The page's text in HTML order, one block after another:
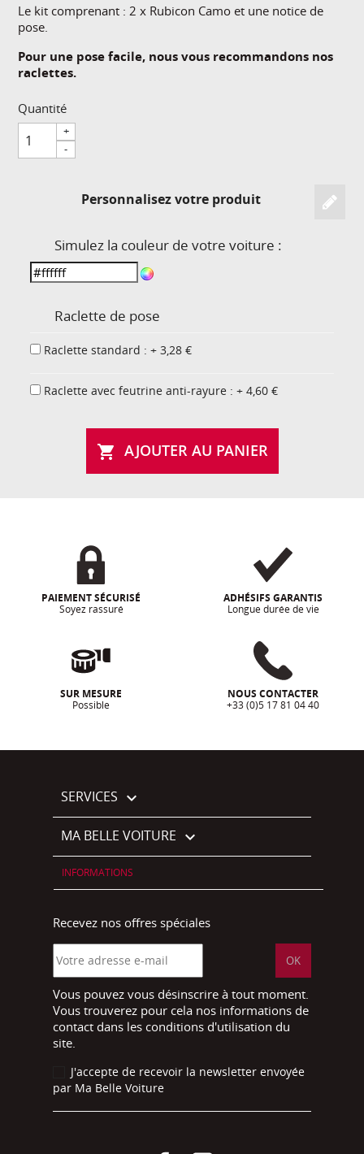
Le kit comprenant : 2 x Rubicon Camo et une notice de
pose.
Pour une pose facile, nous vous recommandons nos
raclettes.
Quantité
+
-
Personnalisez votre produit
Simulez la couleur de votre voiture :
Raclette de pose
Raclette standard : + 3,28 €
Raclette avec feutrine anti-rayure : + 4,60 €
 AJOUTER AU PANIER
PAIEMENT SÉCURISÉ
Soyez rassuré
ADHÉSIFS GARANTIS
Longue durée de vie
SUR MESURE
Possible
NOUS CONTACTER
+33 (0)5 17 81 04 40
SERVICES 
MA BELLE VOITURE 
INFORMATIONS
Recevez nos offres spéciales
Vous pouvez vous désinscrire à tout moment.
Vous trouverez pour cela nos informations de
contact dans les conditions d'utilisation du
site.
J'accepte de recevoir la newsletter envoyée
par Ma Belle Voiture